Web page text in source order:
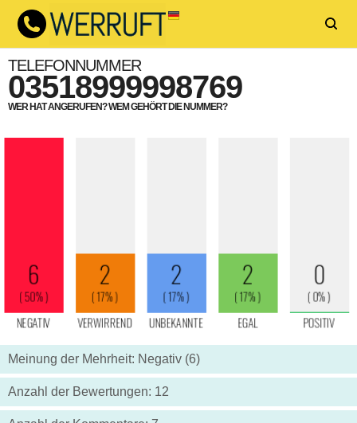
TELEFONNUMMER
03518999998769
WER HAT ANGERUFEN? WEM GEHÖRT DIE NUMMER?
Meinung der Mehrheit: Negativ (6)
Anzahl der Bewertungen: 12